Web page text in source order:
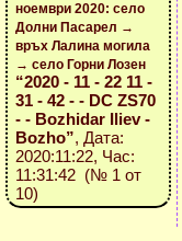
ноември 2020: село
Долни Пасарел →
връх Лалина могила
→ село Горни Лозен
“2020 - 11 - 22 11 -
31 - 42 - - DC ZS70
- - Bozhidar Iliev -
Bozho”, Дата:
2020:11:22, Час:
11:31:42 (№ 1 от
10)